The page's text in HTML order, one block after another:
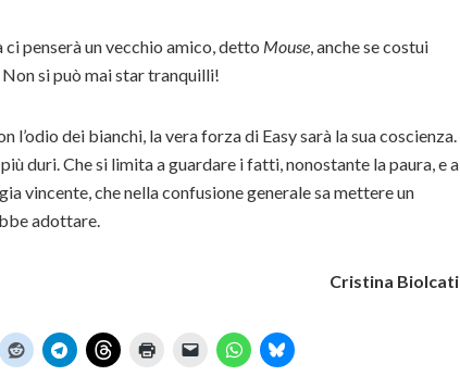
penserà un vecchio amico, detto Mouse, anche se costui
si può mai star tranquilli!
l’odio dei bianchi, la vera forza di Easy sarà la sua coscienza.
duri. Che si limita a guardare i fatti, nonostante la paura, e a
vincente, che nella confusione generale sa mettere un
adottare.
Cristina Biolcati